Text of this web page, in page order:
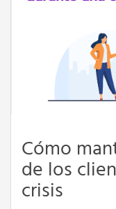
Cómo
de los
crisis